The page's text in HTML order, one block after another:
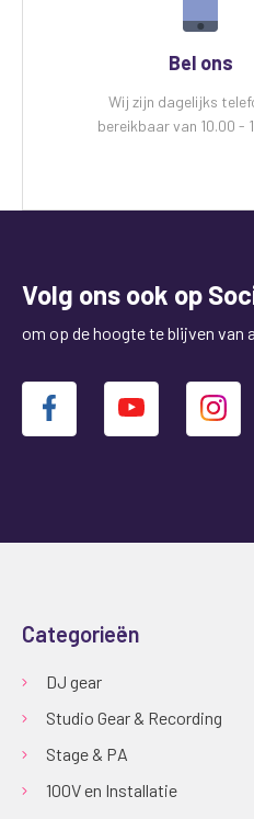
Bel ons
Wij zijn dagelijks
bereikbaar van 10.00 -
Volg ons ook op
om op de hoogte te blijven van
Categorieën
DJ gear
Studio Gear & Recording
Stage & PA
100V en Installatie